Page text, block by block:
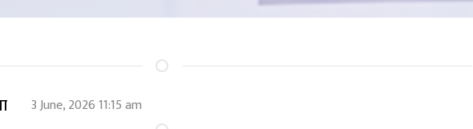
3 June, 2026 11:15 am